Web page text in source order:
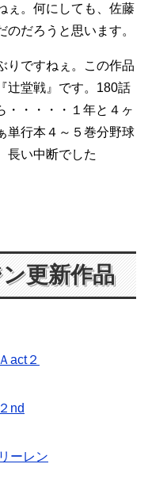
ぇ。何にしても、佐藤
だろうと思います。
りですねぇ。この作品
辻堂戦』です。180話
・・・・・１年と４ヶ
単行本４～５巻分野球
長い中断でした
更新作品
act２
nd
ーレン